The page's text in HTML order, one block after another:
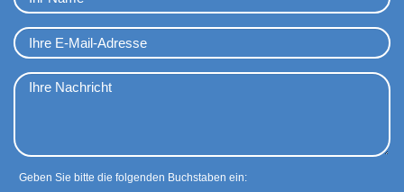
Geben Sie bitte die folgenden Buchstaben ein: